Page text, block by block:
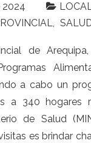
2024
de
a cabo un
a 340 hogares
de Salud
es brindar